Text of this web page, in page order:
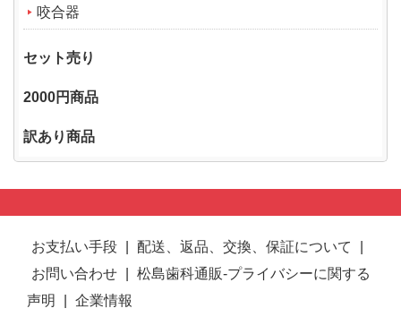
咬合器
セット売り
2000円商品
訳あり商品
お支払い手段 配送、返品、交換、保証について
お問い合わせ
松島歯科通販-プライバシーに関する
声明
企業情報